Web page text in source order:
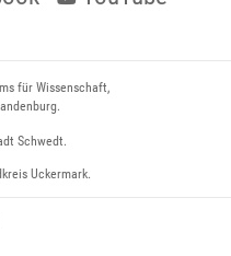
für Wissenschaft,
Schwedt.
Uckermark.